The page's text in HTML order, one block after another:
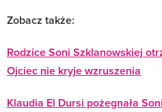
Zobacz także:
Rodzice Soni Szklanowskiej
Ojciec nie kryje wzruszenia
Klaudia El Dursi pożegnała